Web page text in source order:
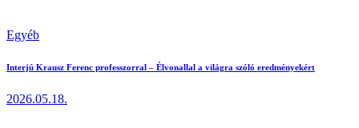
Egyéb
Interjú Krausz Ferenc professzorral – Élvonallal a világra szóló eredményekért
2026.05.18.